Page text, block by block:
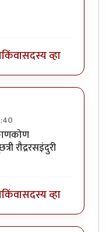
किंवासदस्य व्हा
रौद्ररसइंदुरी
किंवासदस्य व्हा